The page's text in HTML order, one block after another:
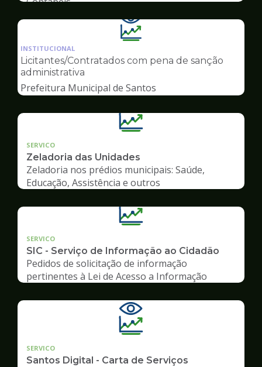
Ilustração
da
pagina
Transparência
INSTITUCIONAL
Licitantes/Contratados com pena de sanção
administrativa
Prefeitura Municipal de Santos
SERVICO
Zeladoria das Unidades
Zeladoria nos prédios municipais: Saúde,
Educação, Assistência e outros
SERVICO
SIC - Serviço de Informação ao Cidadão
Pedidos de solicitação de informação
pertinentes à Lei de Acesso a Informação
SERVICO
Santos Digital - Carta de Serviços